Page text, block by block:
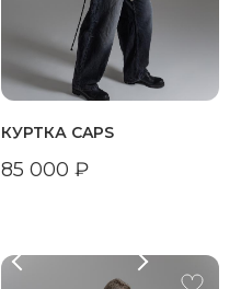
КУРТКА CAPS
85 000 ₽